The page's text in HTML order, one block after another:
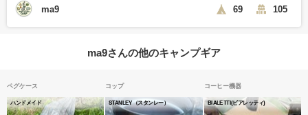
ma9 69 105
ma9さんの他のキャンプギア
ペグケース
ハンドメイド
コップ
STANLEY（スタンレー）
コーヒー機器
BIALETTI(ビアレッティ)